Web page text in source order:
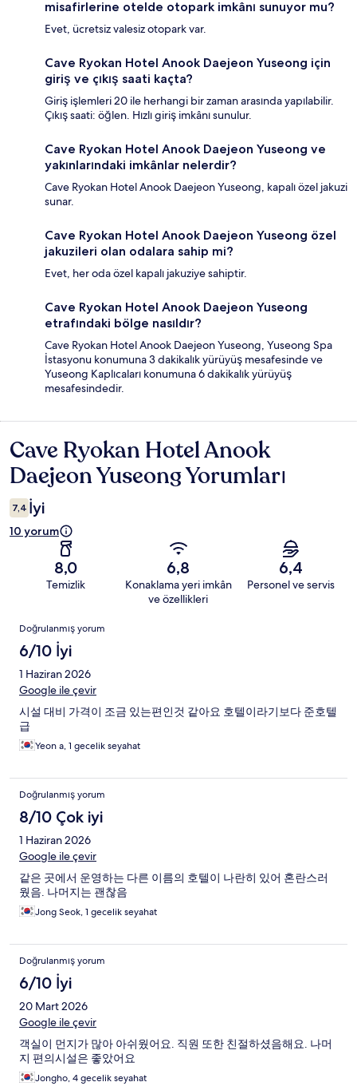
misafirlerine otelde otopark imkânı sunuyor mu?
Evet, ücretsiz valesiz otopark var.
Cave Ryokan Hotel Anook Daejeon Yuseong için
giriş ve çıkış saati kaçta?
Giriş işlemleri 20 ile herhangi bir zaman arasında yapılabilir.
Çıkış saati: öğlen. Hızlı giriş imkânı sunulur.
Cave Ryokan Hotel Anook Daejeon Yuseong ve
yakınlarındaki imkânlar nelerdir?
Cave Ryokan Hotel Anook Daejeon Yuseong, kapalı özel jakuzi
sunar.
Cave Ryokan Hotel Anook Daejeon Yuseong özel
jakuzileri olan odalara sahip mi?
Evet, her oda özel kapalı jakuziye sahiptir.
Cave Ryokan Hotel Anook Daejeon Yuseong
etrafındaki bölge nasıldır?
Cave Ryokan Hotel Anook Daejeon Yuseong, Yuseong Spa
İstasyonu konumuna 3 dakikalık yürüyüş mesafesinde ve
Yuseong Kaplıcaları konumuna 6 dakikalık yürüyüş
mesafesindedir.
Yorumlar
Cave Ryokan Hotel Anook
Daejeon Yuseong Yorumları
7,4 İyi
10 yorum
8,0
Temizlik
6,8
Konaklama yeri imkân
ve özellikleri
6,4
Personel ve servis
Yorumlar
Doğrulanmış yorum
6/10 İyi
1 Haziran 2026
Google ile çevir
시설 대비 가격이 조금 있는편인것 같아요 호텔이라기보다 준호텔
급
Yeon a, 1 gecelik seyahat
Doğrulanmış yorum
8/10 Çok iyi
1 Haziran 2026
Google ile çevir
같은 곳에서 운영하는 다른 이름의 호텔이 나란히 있어 혼란스러
웠음. 나머지는 괜찮음
Jong Seok, 1 gecelik seyahat
Doğrulanmış yorum
6/10 İyi
20 Mart 2026
Google ile çevir
객실이 먼지가 많아 아쉬웠어요. 직원 또한 친절하셨음해요. 나머
지 편의시설은 좋았어요
Jongho, 4 gecelik seyahat